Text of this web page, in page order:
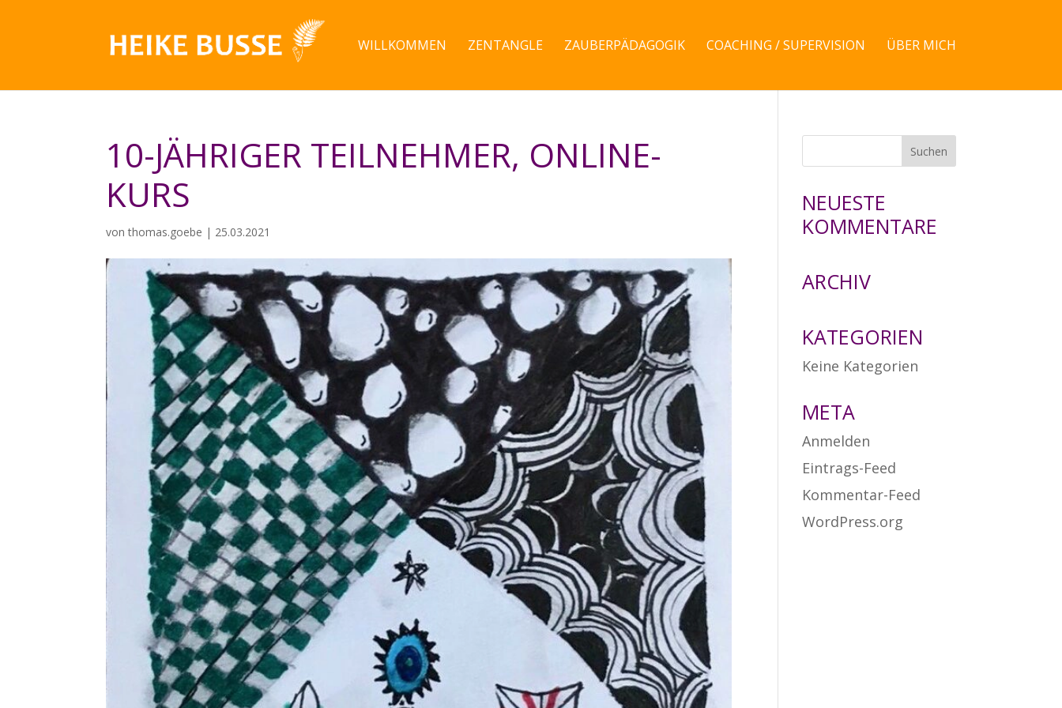
WILLKOMMEN ZENTANGLE ZAUBERPÄDAGOGIK COACHING / SUPERVISION ÜBER MICH
10-JÄHRIGER TEILNEHMER, ONLINE-
KURS
vonthomas.goebe | 25.03.2021
NEUESTE
KOMMENTARE
ARCHIV
KATEGORIEN
Keine Kategorien
META
Anmelden
Eintrags-Feed
Kommentar-Feed
WordPress.org